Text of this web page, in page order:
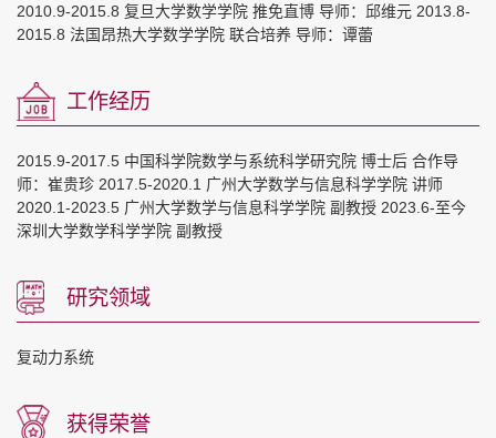
2010.9-2015.8 复旦大学数学学院 推免直博 导师：邱维元 2013.8-
2015.8 法国昂热大学数学学院 联合培养 导师：谭蕾
工作经历
2015.9-2017.5 中国科学院数学与系统科学研究院 博士后 合作导
师：崔贵珍 2017.5-2020.1 广州大学数学与信息科学学院 讲师
2020.1-2023.5 广州大学数学与信息科学学院 副教授 2023.6-至今
深圳大学数学科学学院 副教授
研究领域
复动力系统
获得荣誉